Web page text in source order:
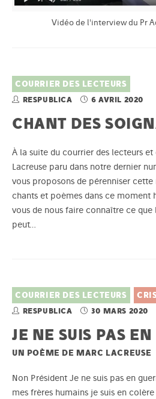
Vidéo de l'interview du Pr
COURRIER DES LECTEURS
RESPUBLICA 6 AVRIL 2020
CHANT DES
À la suite du courrier des lecteurs
Lacreuse paru dans notre dernier
vous proposons de pérenniser
chants et poèmes dans ce moment
vous de nous faire connaître ce
peut…
COURRIER DES LECTEURS
RESPUBLICA 30 MARS 2020
JE NE SUIS PAS
UN POÈME DE MARC LACREUSE
Non Président Je ne suis pas en
mes frères humains je suis en